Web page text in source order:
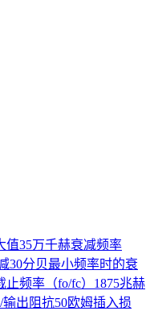
值35万千赫衰减频率
30分贝最小频率时的衰
止频率（fo/fc）1875兆赫
出阻抗50欧姆插入损